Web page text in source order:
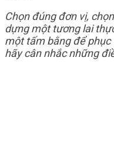
Chọn đúng đơn vị,
dựng một tương lai
một tấm bằng để phục
hãy cân nhắc những